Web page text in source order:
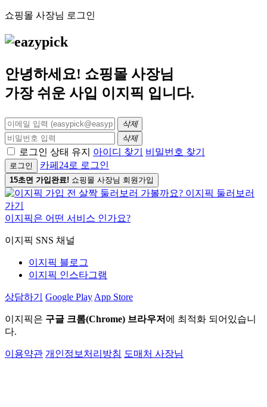
쇼핑몰 사장님 로그인
안녕하세요! 쇼핑몰 사장님
가장 쉬운 사입 이지픽 입니다.
삭제
삭제
로그인 상태 유지 아이디 찾기 비밀번호 찾기
로그인 카페24로 로그인
15초면 가입완료! 쇼핑몰 사장님 회원가입
이지픽은 어떤 서비스 인가요?
이지픽 SNS 채널
이지픽 블로그
이지픽 인스타그램
상담하기 Google Play App Store
이지픽은 구글 크롬(Chrome) 브라우저 에 최적화 되어있습니
다.
이용약관 개인정보처리방침 도매처 사장님